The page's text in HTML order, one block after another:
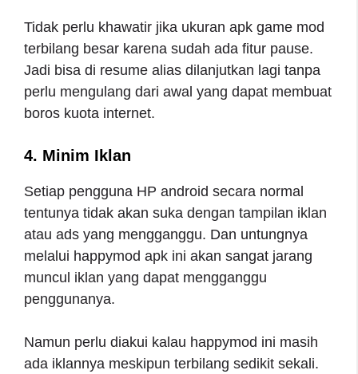
Tidak perlu khawatir jika ukuran apk game mod
terbilang besar karena sudah ada fitur pause.
Jadi bisa di resume alias dilanjutkan lagi tanpa
perlu mengulang dari awal yang dapat membuat
boros kuota internet.
4. Minim Iklan
Setiap pengguna HP android secara normal
tentunya tidak akan suka dengan tampilan iklan
atau ads yang mengganggu. Dan untungnya
melalui happymod apk ini akan sangat jarang
muncul iklan yang dapat mengganggu
penggunanya.
Namun perlu diakui kalau happymod ini masih
ada iklannya meskipun terbilang sedikit sekali.